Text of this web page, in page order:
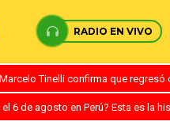
RADIO EN VIVO
Tinelli confirma que
6 de agosto en Perú? Esta es la